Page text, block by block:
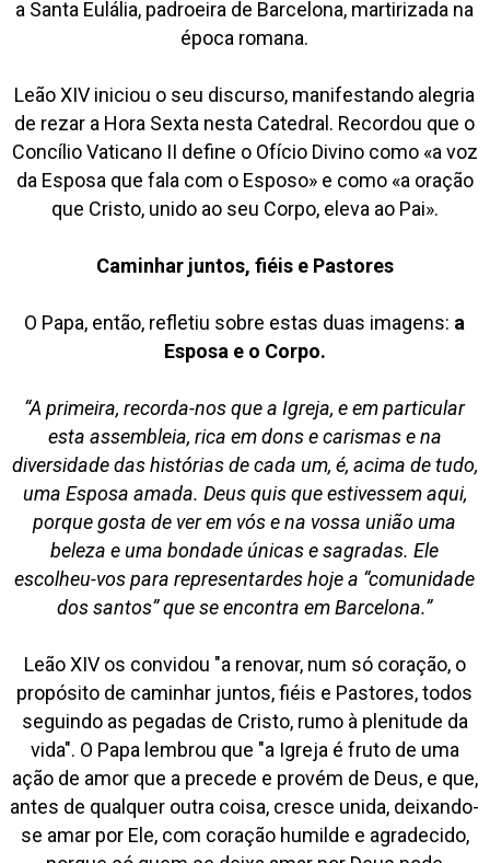
a Santa Eulália, padroeira de Barcelona, martirizada na
época romana.
Leão XIV iniciou o seu discurso, manifestando alegria
de rezar a Hora Sexta nesta Catedral. Recordou que o
Concílio Vaticano II define o Ofício Divino como «a voz
da Esposa que fala com o Esposo» e como «a oração
que Cristo, unido ao seu Corpo, eleva ao Pai».
Caminhar juntos, fiéis e Pastores
O Papa, então, refletiu sobre estas duas imagens: a
Esposa e o Corpo.
“A primeira, recorda-nos que a Igreja, e em particular
esta assembleia, rica em dons e carismas e na
diversidade das histórias de cada um, é, acima de tudo,
uma Esposa amada. Deus quis que estivessem aqui,
porque gosta de ver em vós e na vossa união uma
beleza e uma bondade únicas e sagradas. Ele
escolheu-vos para representardes hoje a “comunidade
dos santos” que se encontra em Barcelona.”
Leão XIV os convidou "a renovar, num só coração, o
propósito de caminhar juntos, fiéis e Pastores, todos
seguindo as pegadas de Cristo, rumo à plenitude da
vida". O Papa lembrou que "a Igreja é fruto de uma
ação de amor que a precede e provém de Deus, e que,
antes de qualquer outra coisa, cresce unida, deixando-
se amar por Ele, com coração humilde e agradecido,